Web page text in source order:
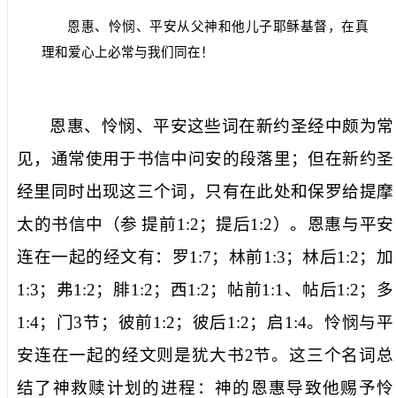
恩惠、怜悯、平安从父神和他儿子耶稣基督，在真
理和爱心上必常与我们同在！
恩惠、怜悯、平安这些词在新约圣经中颇为常
见，通常使用于书信中问安的段落里；但在新约圣
经里同时出现这三个词，只有在此处和保罗给提摩
太的书信中（参 提前1:2；提后1:2）。 恩惠与平安
连在一起的经文有：罗1:7；林前1:3；林后1:2；加
1:3；弗1:2；腓1:2；西1:2；帖前1:1 、帖后1:2；多
1:4；门3节；彼前1:2；彼后1:2；启1:4。 怜悯与平
安连在一起的经文则是犹大书2节。这三个名词总
结了神救赎计划的进程：神的恩惠导致他赐予怜